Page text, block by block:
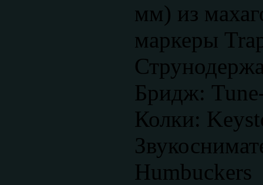
мм) из
маркеры
Бридж:
Колки:
Humbuckers